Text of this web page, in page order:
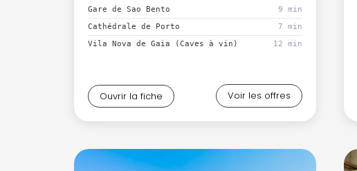
Gare de Sao Bento
9 min
Cathédrale de Porto
7 min
Vila Nova de Gaia (Caves à vin)
12 min
Ouvrir la fiche Voir les offres